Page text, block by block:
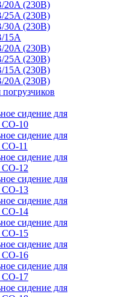
20A (230B)
25A (230B)
30A (230B)
15A
20A (230B)
25A (230B)
15A (230B)
20A (230B)
сидение для
CO-10
сидение для
11
сидение для
CO-12
сидение для
CO-13
сидение для
CO-14
сидение для
CO-15
сидение для
CO-16
сидение для
CO-17
сидение для